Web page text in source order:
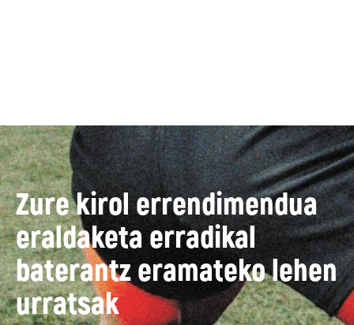
Zure kirol errendimendua
eraldaketa erradikal
baterantz eramateko lehen
urratsak